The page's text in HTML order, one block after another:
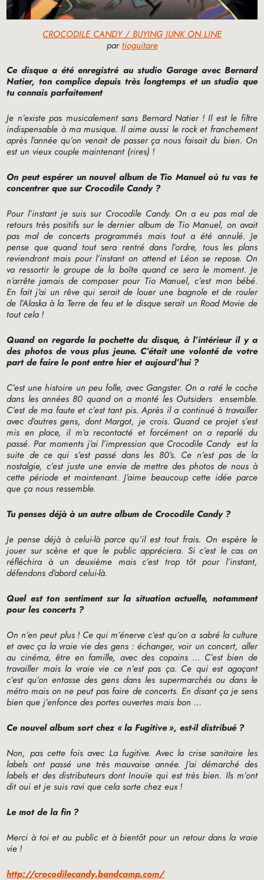
CROCODILE CANDY / BUYING JUNK ON LINE
partioguitare
Ce disque a été enregistré au studio Garage avec Bernard
Natier, ton complice depuis très longtemps et un studio que
tu connais parfaitement
Je n’existe pas musicalement sans Bernard Natier ! Il est le filtre
indispensable à ma musique. Il aime aussi le rock et franchement
après l’année qu’on venait de passer ça nous faisait du bien. On
est un vieux couple maintenant (rires) !
On peut espérer un nouvel album de Tio Manuel où tu vas te
concentrer que sur Crocodile Candy ?
Pour l’instant je suis sur Crocodile Candy. On a eu pas mal de
retours très positifs sur le dernier album de Tio Manuel, on avait
pas mal de concerts programmés mais tout a été annulé. Je
pense que quand tout sera rentré dans l’ordre, tous les plans
reviendront mais pour l’instant on attend et Léon se repose. On
va ressortir le groupe de la boîte quand ce sera le moment. Je
n’arrête jamais de composer pour Tio Manuel, c’est mon bébé.
En fait j’ai un rêve qui serait de louer une bagnole et de rouler
de l’Alaska à la Terre de feu et le disque serait un Road Movie de
tout cela !
Quand on regarde la pochette du disque, à l’intérieur il y a
des photos de vous plus jeune. C’était une volonté de votre
part de faire le pont entre hier et aujourd’hui ?
C’est une histoire un peu folle, avec Gangster. On a raté le coche
dans les années 80 quand on a monté les Outsiders ensemble.
C’est de ma faute et c’est tant pis. Après il a continué à travailler
avec d’autres gens, dont Margot, je crois. Quand ce projet s’est
mis en place, il m’a recontacté et forcément on a reparlé du
passé. Par moments j’ai l’impression que Crocodile Candy est la
suite de ce qui s’est passé dans les 80’s. Ce n’est pas de la
nostalgie, c’est juste une envie de mettre des photos de nous à
cette période et maintenant. J’aime beaucoup cette idée parce
que ça nous ressemble.
Tu penses déjà à un autre album de Crocodile Candy ?
Je pense déjà à celui-là parce qu’il est tout frais. On espère le
jouer sur scène et que le public appréciera. Si c’est le cas on
réfléchira à un deuxième mais c’est trop tôt pour l’instant,
défendons d’abord celui-là.
Quel est ton sentiment sur la situation actuelle, notamment
pour les concerts ?
On n’en peut plus ! Ce qui m’énerve c’est qu’on a sabré la culture
et avec ça la vraie vie des gens : échanger, voir un concert, aller
au cinéma, être en famille, avec des copains … C’est bien de
travailler mais la vraie vie ce n’est pas ça. Ce qui est agaçant
c’est qu’on entasse des gens dans les supermarchés ou dans le
métro mais on ne peut pas faire de concerts. En disant ça je sens
bien que j’enfonce des portes ouvertes mais bon …
Ce nouvel album sort chez «la Fugitive», est-il distribué ?
Non, pas cette fois avec La fugitive. Avec la crise sanitaire les
labels ont passé une très mauvaise année. J’ai démarché des
labels et des distributeurs dont Inouïe qui est très bien. Ils m’ont
dit oui et je suis ravi que cela sorte chez eux !
Le mot de la fin ?
Merci à toi et au public et à bientôt pour un retour dans la vraie
vie !
http://crocodilecandy.bandcamp.com/